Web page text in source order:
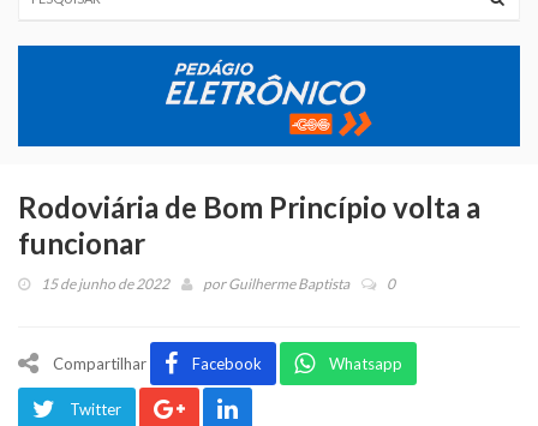
Rodoviária de Bom Princípio volta a
funcionar
15 de junho de 2022 porGuilherme Baptista 0
Compartilhar Facebook Whatsapp
Twitter